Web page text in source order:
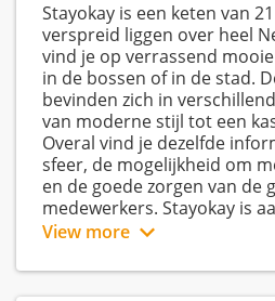
Stayokay is een keten van
verspreid liggen over heel
vind je op verrassend
in de bossen of in de stad.
bevinden zich in
van moderne stijl tot een
Overal vind je dezelfde
sfeer, de mogelijkheid om
en de goede zorgen van de
medewerkers. Stayokay is
Hostelling International,
zijn.
View more